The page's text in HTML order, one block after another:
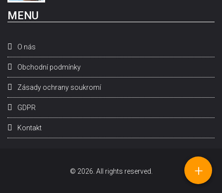
MENU
O nás
Obchodní podmínky
Zásady ochrany soukromí
GDPR
Kontakt
© 2026. All rights reserved. +